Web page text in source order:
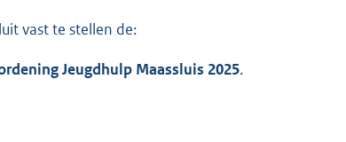
vast te stellen de:
Jeugdhulp Maassluis 2025.